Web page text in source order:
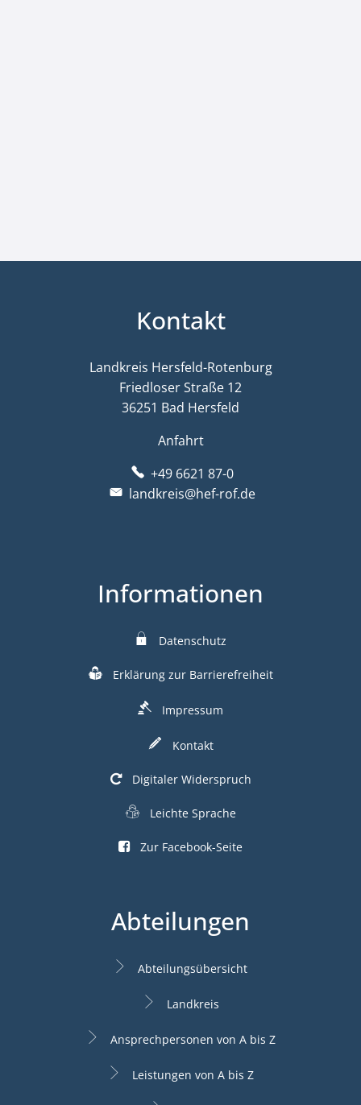
Kontakt
Landkreis Hersfeld-Rotenburg
Friedloser Straße 12
36251 Bad Hersfeld
Anfahrt
+49 6621 87-0
landkreis@hef-rof.de
Informationen
Datenschutz
Erklärung zur Barrierefreiheit
Impressum
Kontakt
Digitaler Widerspruch
Leichte Sprache
Zur Facebook-Seite
Abteilungen
Abteilungsübersicht
Landkreis
Ansprechpersonen von A bis Z
Leistungen von A bis Z